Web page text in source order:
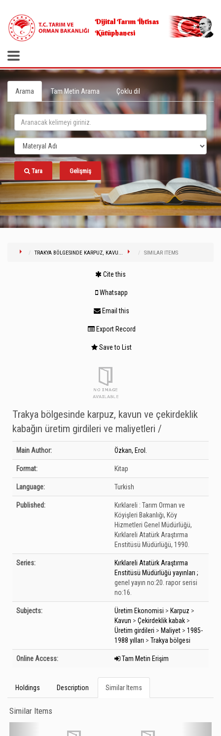
Dijital Tarım İhtisas
Kütüphanesi
Arama Tam Metin Arama Çoklu dil
Tara Gelişmiş
TRAKYA BÖLGESINDE KARPUZ, KAVU... SIMILAR ITEMS
Cite this
Whatsapp
Email this
Export Record
Save to List
Trakya bölgesinde karpuz, kavun ve çekirdeklik
kabağın üretim girdileri ve maliyetleri /
Bibliographic Details
Main Author: Özkan, Erol.
Format: Kitap
Language: Turkish
Published: Kırklareli : Tarım Orman ve
Köyişleri Bakanlığı, Köy
Hizmetleri Genel Müdürlüğü,
Kırklareli Atatürk Araştırma
Enstitüsü Müdürlüğü, 1990.
Series:
Kırklareli Atatürk Araştırma
Enstitüsü Müdürlüğü yayınları ;
genel yayın no:20. rapor serisi
no:16.
Subjects: Üretim Ekonomisi > Karpuz >
Kavun > Çekirdeklik kabak >
Üretim girdileri > Maliyet > 1985-
1988 yılları > Trakya bölgesi
Online Access: Tam Metin Erişim
Holdings Description Similar Items
Similar Items